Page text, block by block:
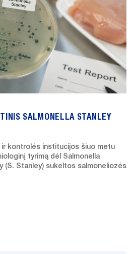
SALMONELLA STANLEY
ir kontrolės institucijos šiuo metu
tyrimą dėl Salmonella
(S. Stanley) sukeltos salmoneliozės